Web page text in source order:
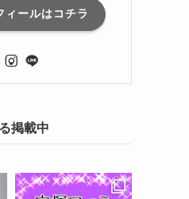
ィールはコチラ
掲載中